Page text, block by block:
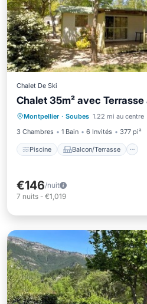
Chalet De Ski
Chalet 35m² avec Terrasse
Montpellier · Soubes 1.22 mi au centre
3 Chambres
1 Bain 6 Invités 377 pi²
Piscine Balcon/Terrasse
Piscine Balcon/
Internet
€146/nuit
7 nuits - €1,019